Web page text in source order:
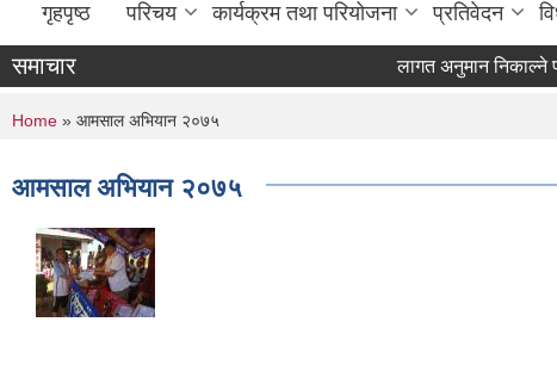
गृहपृष्ठ परिचय कार्यक्रम तथा परियोजना प्रतिवेदन
समाचार लागत अनुमान निकाल्ने
खोपकर्ता (भ्याक्सिनेटर)
You are here
Home » आमसाल अभियान २०७५
आमसाल अभियान २०७५